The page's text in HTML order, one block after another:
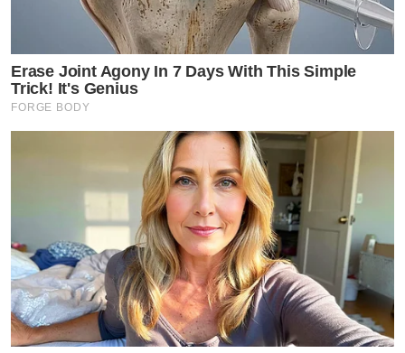
Erase Joint Agony In 7 Days With This Simple
Trick! It's Genius
FORGE BODY